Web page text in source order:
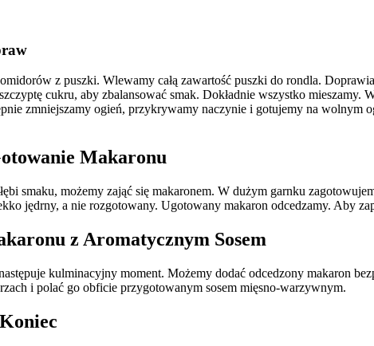
z puszki. Wlewamy całą zawartość puszki do rondla.
cukru, aby zbalansować smak. Dokładnie wszystko
zmniejszamy ogień, przykrywamy naczynie i gotujemy na wolnym
Makaronu
smaku, możemy zająć się makaronem. W dużym garnku
jędrny, a nie rozgotowany. Ugotowany makaron odcedzamy. Aby
z Aromatycznym Sosem
kulminacyjny moment. Możemy dodać odcedzony makaron
i polać go obficie przygotowanym sosem mięsno-warzywnym.